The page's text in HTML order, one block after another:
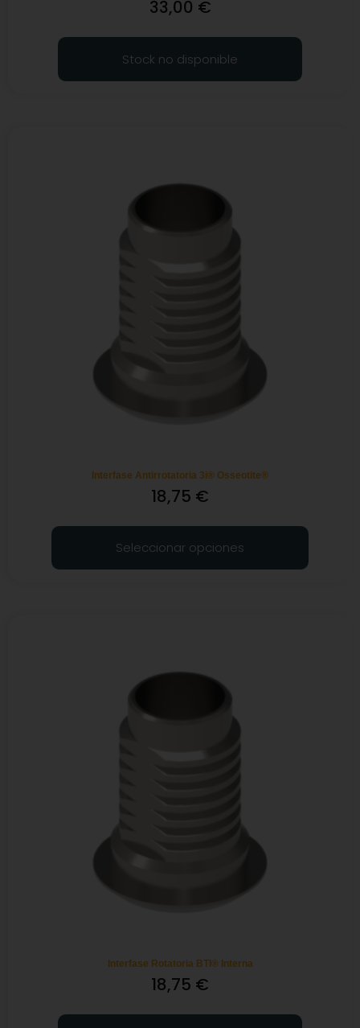
33,00 €
Stock no disponible
Interfase Antirrotatoria 3i® Osseotite®
18,75 €
Seleccionar opciones
Interfase Rotatoria BTI® Interna
18,75 €